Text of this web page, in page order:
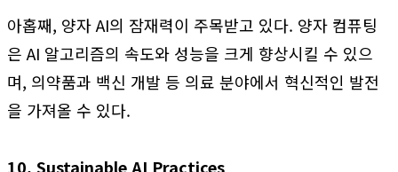
아홉째, 양자 AI의 잠재력이 주목받고 있다. 양자 컴퓨팅
은 AI 알고리즘의 속도와 성능을 크게 향상시킬 수 있으
며, 의약품과 백신 개발 등 의료 분야에서 혁신적인 발전
을 가져올 수 있다.
10. Sustainable AI Practices